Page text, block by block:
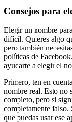
Consejos para
Elegir un nombre
difícil. Quieres algo
pero también
políticas de
ayudarte a elegir el
Primero, ten en
nombre real. Esto no
completo, pero sí
completamente falso.
que puedas usar ese